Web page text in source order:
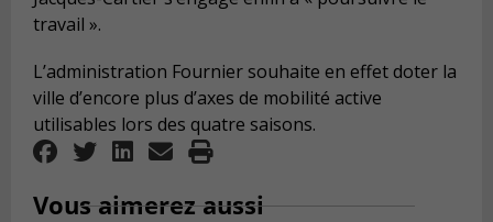
travail ».
L’administration Fournier souhaite en effet doter la
ville d’encore plus d’axes de mobilité active
utilisables lors des quatre saisons.
Vous aimerez aussi